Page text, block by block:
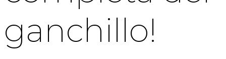
ganchillo!